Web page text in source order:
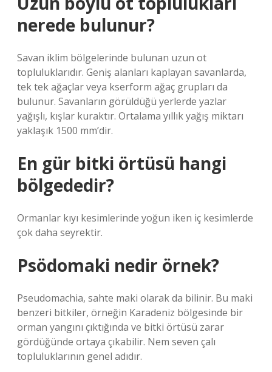
nerede bulunur?
Savan iklim bölgelerinde bulunan uzun ot
topluluklarıdır. Geniş alanları kaplayan savanlarda,
tek tek ağaçlar veya kserform ağaç grupları da
bulunur. Savanların görüldüğü yerlerde yazlar
yağışlı, kışlar kuraktır. Ortalama yıllık yağış miktarı
yaklaşık 1500 mm’dir.
En gür bitki örtüsü hangi
bölgededir?
Ormanlar kıyı kesimlerinde yoğun iken iç kesimlerde
çok daha seyrektir.
Psödomaki nedir örnek?
Pseudomachia, sahte maki olarak da bilinir. Bu maki
benzeri bitkiler, örneğin Karadeniz bölgesinde bir
orman yangını çıktığında ve bitki örtüsü zarar
gördüğünde ortaya çıkabilir. Nem seven çalı
topluluklarının genel adıdır.